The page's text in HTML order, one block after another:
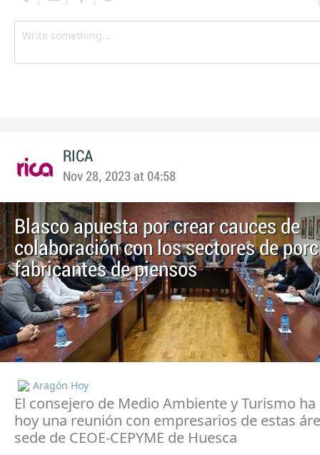
RICA
Nov 28, 2023 at 04:58
Blasco apuesta por crear cauces de
colaboración con los sectores de
fabricantes de piensos
Aragón Hoy
El consejero de Medio Ambiente y Turismo
hoy una reunión con empresarios de estas
sede de CEOE-CEPYME de Huesca